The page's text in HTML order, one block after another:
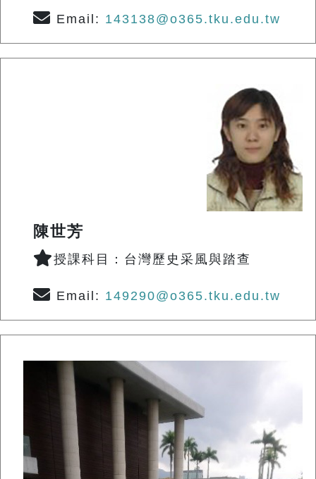
Email: 143138@o365.tku.edu.tw
陳世芳
授課科目：台灣歷史采風與踏查
Email: 149290@o365.tku.edu.tw